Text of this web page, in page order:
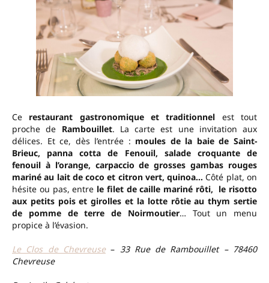
Ce restaurant gastronomique et traditionnel est tout
proche de Rambouillet. La carte est une invitation aux
délices. Et ce, dès l’entrée : moules de la baie de Saint-
Brieuc, panna cotta de Fenouil, salade croquante de
fenouil à l’orange, carpaccio de grosses gambas rouges
mariné au lait de coco et citron vert, quinoa… Côté plat, on
hésite ou pas, entre le filet de caille mariné rôti, le risotto
aux petits pois et girolles et la lotte rôtie au thym sertie
de pomme de terre de Noirmoutier… Tout un menu
propice à l’évasion.
Le Clos de Chevreuse– 33 Rue de Rambouillet – 78460
Chevreuse